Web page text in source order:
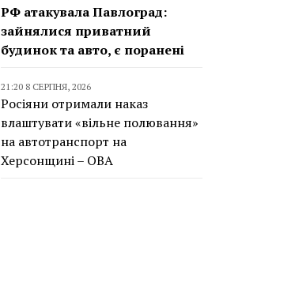
РФ атакувала Павлоград:
зайнялися приватний
будинок та авто, є поранені
21:20 8 СЕРПНЯ, 2026
Росіяни отримали наказ
влаштувати «вільне полювання»
на автотранспорт на
Херсонщині – ОВА